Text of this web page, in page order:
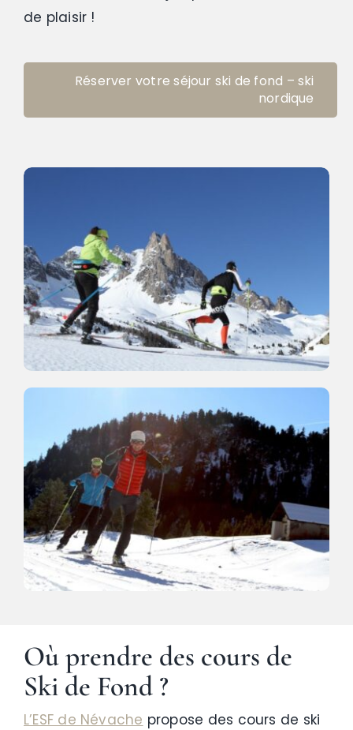
de plaisir !
Réserver votre séjour ski de fond – ski
nordique
Où prendre des cours de
Ski de Fond?
L’ESF de Névache propose des cours de ski